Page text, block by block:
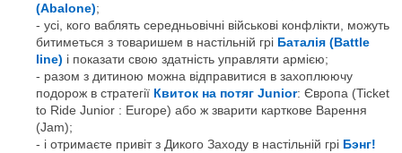
(Abalone);
усі, кого ваблять середньовічні військові конфлікти, можуть
битиметься з товаришем в настільній грі Баталія (Battle
line) і показати свою здатність управляти армією;
разом з дитиною можна відправитися в захоплюючу
подорож в стратегії Квиток на потяг Junior: Європа (Ticket
to Ride Junior : Europe) або ж зварити карткове Варення
(Jam);
і отримаєте привіт з Дикого Заходу в настільній грі Бэнг!